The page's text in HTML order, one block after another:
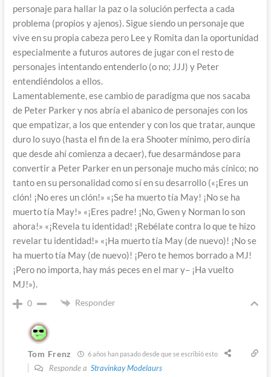
personaje para hallar la paz o la solución perfecta a cada
problema (propios y ajenos). Sigue siendo un personaje que
vive en su propia cabeza pero Lee y Romita dan la oportunidad
especialmente a futuros autores de jugar con el resto de
personajes intentando entenderlo (o no; JJJ) y Peter
entendiéndolos a ellos.
Lamentablemente, ese cambio de paradigma que nos sacaba
de Peter Parker y nos abría el abanico de personajes con los
que empatizar, a los que entender y con los que tratar, aunque
duro lo suyo (hasta el fin de la era Shooter mínimo, pero diría
que desde ahí comienza a decaer), fue desarmándose para
convertir a Peter Parker en un personaje mucho más cínico; no
tanto en su personalidad como sí en su desarrollo («¡Eres un
clón! ¡No eres un clón!» «¡Se ha muerto tía May! ¡No se ha
muerto tía May!» «¡Eres padre! ¡No, Gwen y Norman lo son
ahora!» «¡Revela tu identidad! ¡Rebélate contra lo que te hizo
revelar tu identidad!» «¡Ha muerto tía May (de nuevo)! ¡No se
ha muerto tía May (de nuevo)! ¡Pero te hemos borrado a MJ!
¡Pero no importa, hay más peces en el mar y– ¡Ha vuelto
MJ!»).
0 Responder
Tom Frenz 6 años han pasado desde que se escribió esto
Responde a Stravinkay Modelaurs